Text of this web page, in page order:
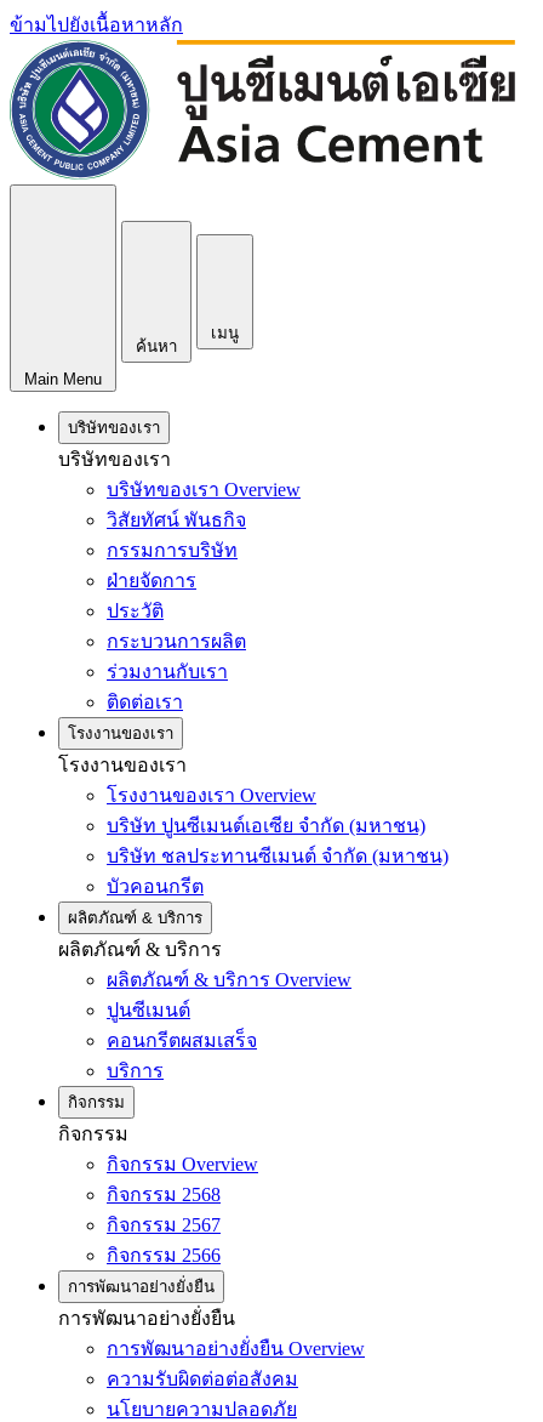
ข้ามไปยังเนื้อหาหลัก
Main Menu
ค้นหา
เมนู
บริษัทของเรา
บริษัทของเรา
บริษัทของเรา Overview
วิสัยทัศน์ พันธกิจ
กรรมการบริษัท
ฝ่ายจัดการ
ประวัติ
กระบวนการผลิต
ร่วมงานกับเรา
ติดต่อเรา
โรงงานของเรา
โรงงานของเรา
โรงงานของเรา Overview
บริษัท ปูนซีเมนต์เอเซีย จำกัด (มหาชน)
บริษัท ชลประทานซีเมนต์ จำกัด (มหาชน)
บัวคอนกรีต
ผลิตภัณฑ์ & บริการ
ผลิตภัณฑ์ & บริการ
ผลิตภัณฑ์ & บริการ Overview
ปูนซีเมนต์
คอนกรีตผสมเสร็จ
บริการ
กิจกรรม
กิจกรรม
กิจกรรม Overview
กิจกรรม 2568
กิจกรรม 2567
กิจกรรม 2566
การพัฒนาอย่างยั่งยืน
การพัฒนาอย่างยั่งยืน
การพัฒนาอย่างยั่งยืน Overview
ความรับผิดต่อต่อสังคม
นโยบายความปลอดภัย